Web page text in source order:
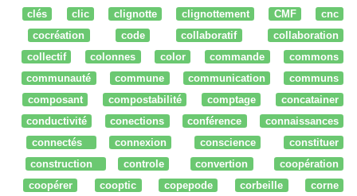
clés
clic clignotte clignottement CMF
cnc
cocréation
code collaboratif
collaboration
collectif
colonnes color commande
commons
communauté
commune communication
communs
composant
compostabilité comptage
concatainer
conductivité
conections conférence
connaissances
connectés
connexion conscience
constituer
construction
controle convertion
coopération
coopérer
cooptic copepode corbeille
corne